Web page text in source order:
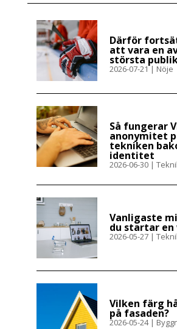
Därför
att vara en
största
2026-07-21| Nöje
Så fungerar
anonymitet
tekniken
identitet
2026-06-30|
Vanligaste
du startar
2026-05-27|
Vilken färg
på fasaden?
2026-05-24|